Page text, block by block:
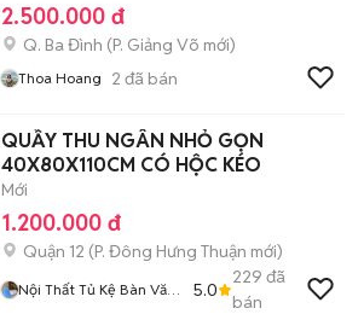
2.500.000 đ
Q. Ba Đình (P. Giảng Võ mới)
Thoa Hoang 2 đã bán
QUẦY THU NGÂN NHỎ GỌN
40X80X110CM CÓ HỘC KÉO
Mới
1.200.000 đ
Quận 12 (P. Đông Hưng Thuận mới)
Nội Thất Tủ Kệ Bàn Văn
5.0
229 đã
bán